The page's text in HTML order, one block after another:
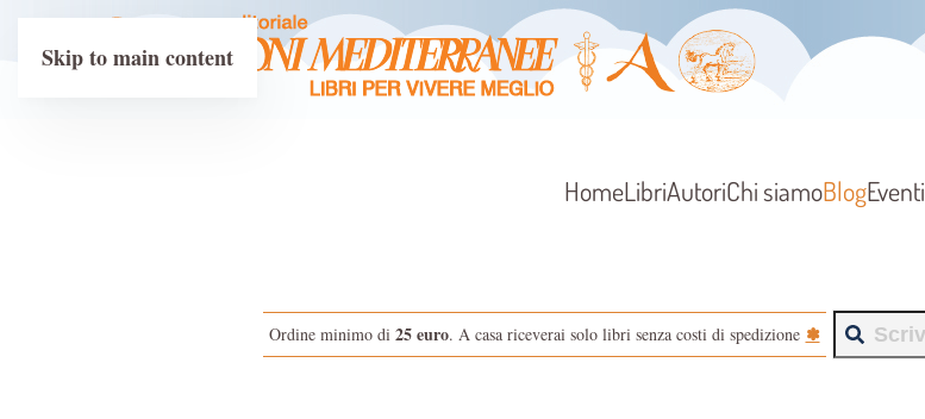
Skip to main content
HomeLibriAutoriChi siamoBlogEventi
Ordine minimo di 25 euro. A casa riceverai solo libri senza costi di spedizione ✽